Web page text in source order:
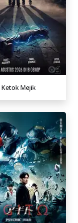
Ketok Mejik